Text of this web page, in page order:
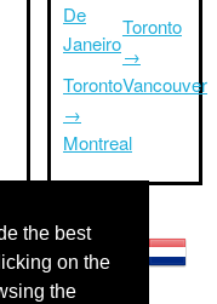
the best
on the
the
De
Janeiro
Toronto
→
Montreal
Toronto
→
Vancouver